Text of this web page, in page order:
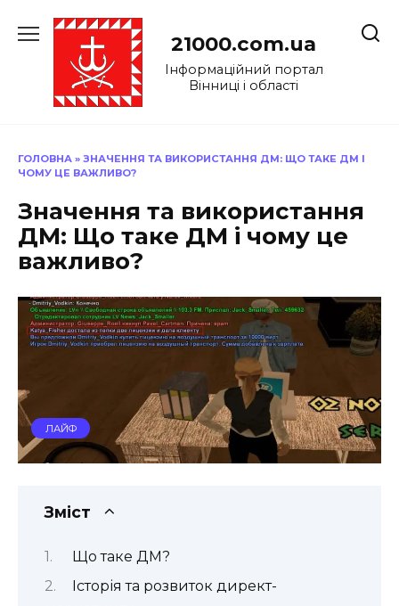
до
21000.com.ua
Інформаційний портал
Вінниці і області
ГОЛОВНА » ЗНАЧЕННЯ ТА ВИКОРИСТАННЯ ДМ: ЩО ТАКЕ ДМ І
ЧОМУ ЦЕ ВАЖЛИВО?
Значення та використання
ДМ: Що таке ДМ і чому це
важливо?
ЛАЙФ
Зміст
Що таке ДМ?
Історія та розвиток директ-